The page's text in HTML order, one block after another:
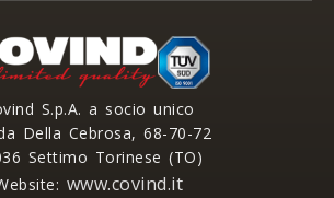
S.p.A. a socio unico
Della Cebrosa, 68-70-72
Settimo Torinese (TO)
www.covind.it